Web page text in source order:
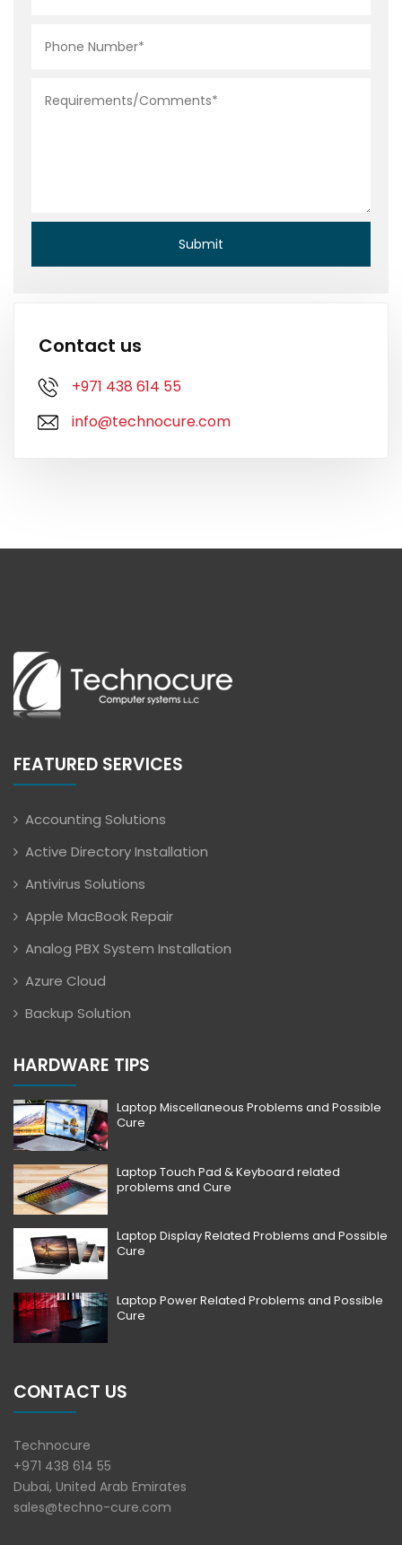
Contact us
+971 438 614 55
info@technocure.com
FEATURED SERVICES
Accounting Solutions
Active Directory Installation
Antivirus Solutions
Apple MacBook Repair
Analog PBX System Installation
Azure Cloud
Backup Solution
HARDWARE TIPS
Laptop Miscellaneous Problems and Possible
Cure
Laptop Touch Pad & Keyboard related
problems and Cure
Laptop Display Related Problems and Possible
Cure
Laptop Power Related Problems and Possible
Cure
CONTACT US
Technocure
+971 438 614 55
Dubai, United Arab Emirates
sales@techno-cure.com